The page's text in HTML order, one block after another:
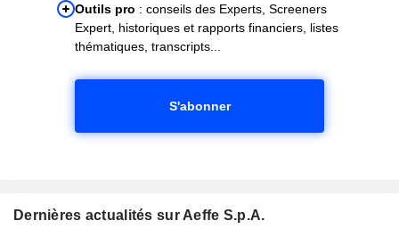
Outils pro : conseils des Experts, Screeners
Expert, historiques et rapports financiers, listes
thématiques, transcripts...
S'abonner
Dernières actualités sur Aeffe S.p.A.